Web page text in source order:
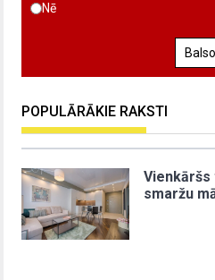
Nē
Balso
POPULĀRĀKIE RAKSTI
smaržu